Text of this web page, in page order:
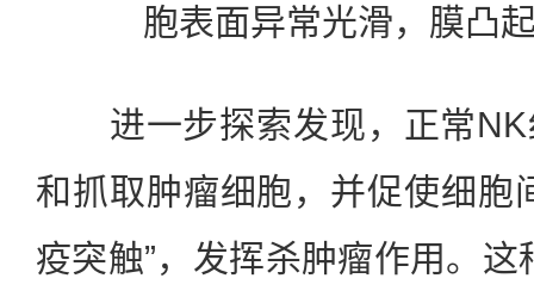
胞表面异常光滑，膜凸
进一步探索发现，正常NK
和抓取肿瘤细胞，并促使细胞
疫突触”，发挥杀肿瘤作用。